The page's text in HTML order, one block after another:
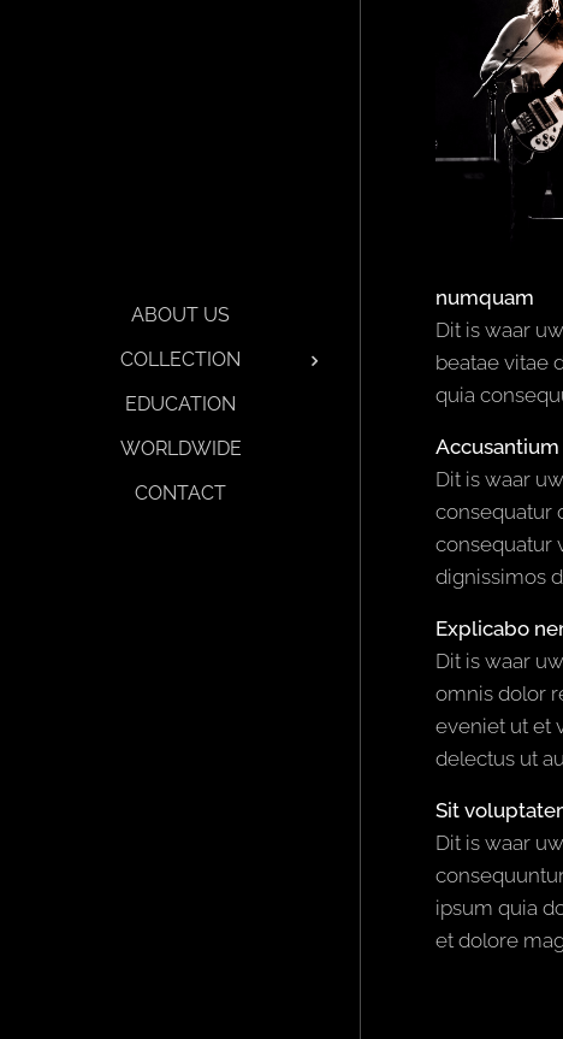
ABOUT US
COLLECTION
EDUCATION
WORLDWIDE
CONTACT
numquam
Dit is waar
beatae vitae
quia
Dit is waar
consequatur
consequatur
dignissimos
Explicabo
Dit is waar
omnis dolor
eveniet ut et
delectus ut
Sit
Dit is waar
ipsum quia
et dolore